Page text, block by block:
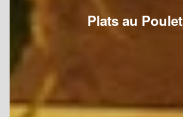
Plats au Poulet